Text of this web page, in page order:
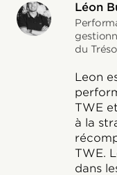
Léon
du
Leon
TWE
à la
TWE.
dans